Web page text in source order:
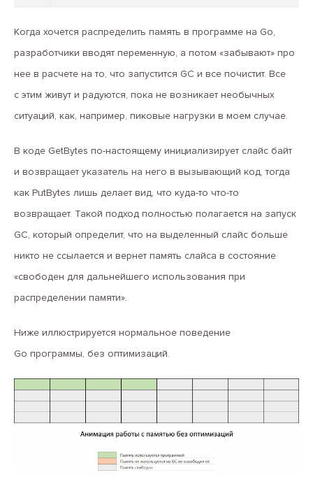
Когда хочется распределить память в программе на Go,
разработчики вводят переменную, а потом «забывают» про
нее в расчете на то, что запустится GC и все почистит. Все
с этим живут и радуются, пока не возникает необычных
ситуаций, как, например, пиковые нагрузки в моем случае.
В коде GetBytes по-настоящему инициализирует слайс байт
и возвращает указатель на него в вызывающий код, тогда
как PutBytes лишь делает вид, что куда-то что-то
возвращает. Такой подход полностью полагается на запуск
GC, который определит, что на выделенный слайс больше
никто не ссылается и вернет память слайса в состояние
«свободен для дальнейшего использования при
распределении памяти».
Ниже иллюстрируется нормальное поведение
Go программы, без оптимизаций.